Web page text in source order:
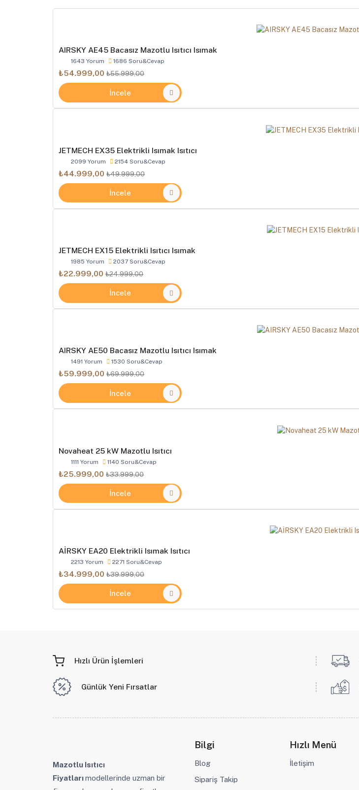
AIRSKY AE45 Bacasız Mazotlu Isıtıcı Isımak
1643 Yorum 1686 Soru&Cevap
₺54.999,00 ₺55.999,00
İncele
JETMECH EX35 Elektrikli Isımak Isıtıcı
2099 Yorum 2154 Soru&Cevap
₺44.999,00 ₺49.999,00
İncele
JETMECH EX15 Elektrikli Isıtıcı Isımak
1985 Yorum 2037 Soru&Cevap
₺22.999,00 ₺24.999,00
İncele
AIRSKY AE50 Bacasız Mazotlu Isıtıcı Isımak
1491 Yorum 1530 Soru&Cevap
₺59.999,00 ₺69.999,00
İncele
Novaheat 25 kW Mazotlu Isıtıcı
1111 Yorum 1140 Soru&Cevap
₺25.999,00 ₺33.999,00
İncele
AİRSKY EA20 Elektrikli Isımak Isıtıcı
2213 Yorum 2271 Soru&Cevap
₺34.999,00 ₺39.999,00
İncele
Hızlı Ürün İşlemleri
Günlük Yeni Fırsatlar
Mazotlu Isıtıcı
Fiyatlarımodellerinde uzman bir
Bilgi
Blog
Sipariş Takip
Hızlı Menü
İletişim